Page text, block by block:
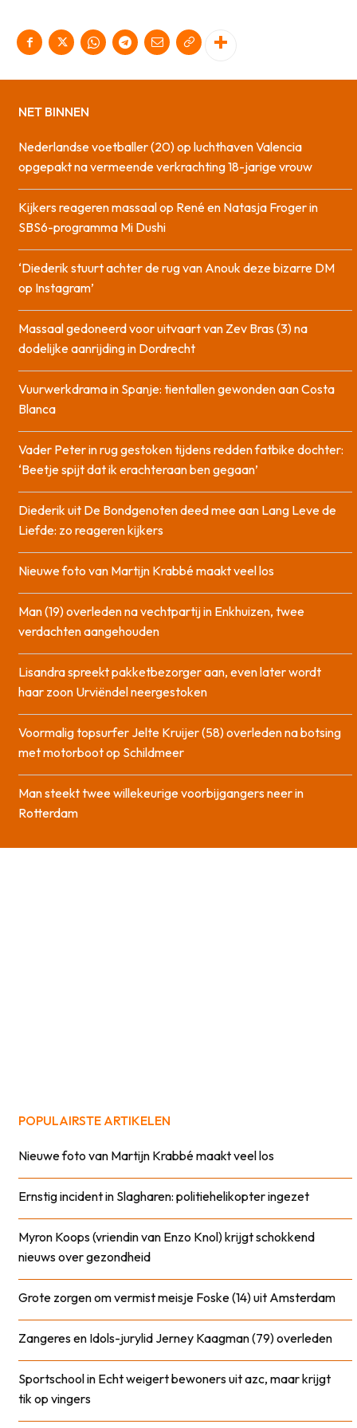
NET BINNEN
Nederlandse voetballer (20) op luchthaven Valencia
opgepakt na vermeende verkrachting 18-jarige vrouw
Kijkers reageren massaal op René en Natasja Froger in
SBS6-programma Mi Dushi
‘Diederik stuurt achter de rug van Anouk deze bizarre DM
op Instagram’
Massaal gedoneerd voor uitvaart van Zev Bras (3) na
dodelijke aanrijding in Dordrecht
Vuurwerkdrama in Spanje: tientallen gewonden aan Costa
Blanca
Vader Peter in rug gestoken tijdens redden fatbike dochter:
‘Beetje spijt dat ik erachteraan ben gegaan’
Diederik uit De Bondgenoten deed mee aan Lang Leve de
Liefde: zo reageren kijkers
Nieuwe foto van Martijn Krabbé maakt veel los
Man (19) overleden na vechtpartij in Enkhuizen, twee
verdachten aangehouden
Lisandra spreekt pakketbezorger aan, even later wordt
haar zoon Urviëndel neergestoken
Voormalig topsurfer Jelte Kruijer (58) overleden na botsing
met motorboot op Schildmeer
Man steekt twee willekeurige voorbijgangers neer in
Rotterdam
POPULAIRSTE ARTIKELEN
Nieuwe foto van Martijn Krabbé maakt veel los
Ernstig incident in Slagharen: politiehelikopter ingezet
Myron Koops (vriendin van Enzo Knol) krijgt schokkend
nieuws over gezondheid
Grote zorgen om vermist meisje Foske (14) uit Amsterdam
Zangeres en Idols-jurylid Jerney Kaagman (79) overleden
Sportschool in Echt weigert bewoners uit azc, maar krijgt
tik op vingers